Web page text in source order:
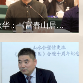
楼秋华：《富春山居图》合璧是全世界华人的共同期盼（上）